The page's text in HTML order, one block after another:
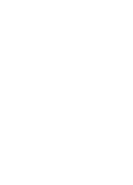
con
de una
podrán